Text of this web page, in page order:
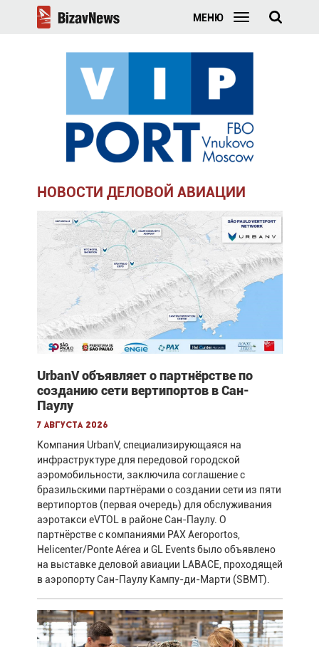
МЕНЮ
НОВОСТИ ДЕЛОВОЙ АВИАЦИИ
UrbanV объявляет о партнёрстве по
созданию сети вертипортов в Сан-
Паулу
7 августа 2026
Компания UrbanV, специализирующаяся на
инфраструктуре для передовой городской
аэромобильности, заключила соглашение с
бразильскими партнёрами о создании сети из пяти
вертипортов (первая очередь) для обслуживания
аэротакси eVTOL в районе Сан-Паулу. О
партнёрстве с компаниями PAX Aeroportos,
Helicenter/Ponte Aérea и GL Events было объявлено
на выставке деловой авиации LABACE, проходящей
в аэропорту Сан-Паулу Кампу-ди-Марти (SBMT).